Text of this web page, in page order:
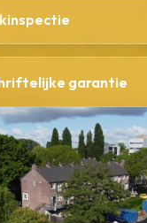
garantie